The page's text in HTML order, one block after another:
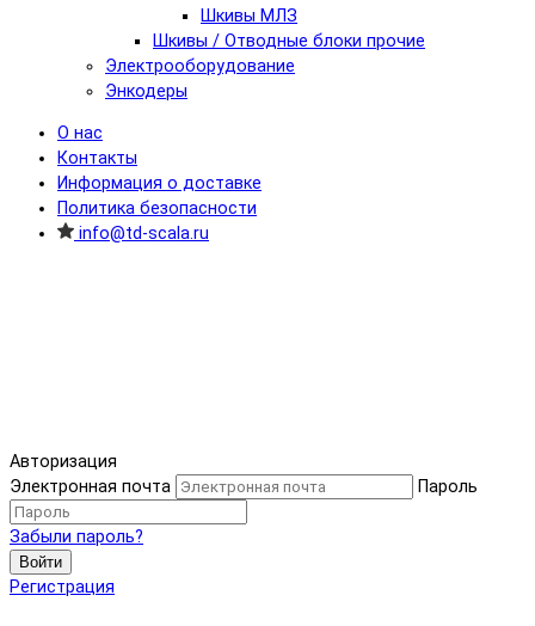
Шкивы МЛЗ
Шкивы / Отводные блоки прочие
Электрооборудование
Энкодеры
О нас
Контакты
Информация о доставке
Политика безопасности
info@td-scala.ru
Авторизация
Электронная почта
Пароль
Забыли пароль?
Войти
Регистрация